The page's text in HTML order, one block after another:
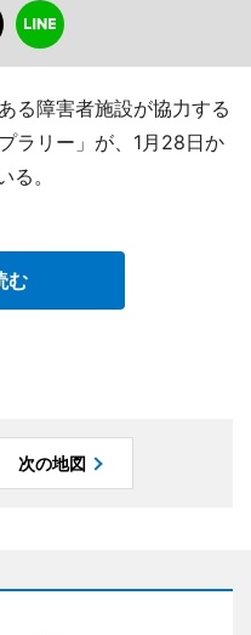
る障害者施設が協力する
ラリー」が、1月28日か
。
む
次の地図